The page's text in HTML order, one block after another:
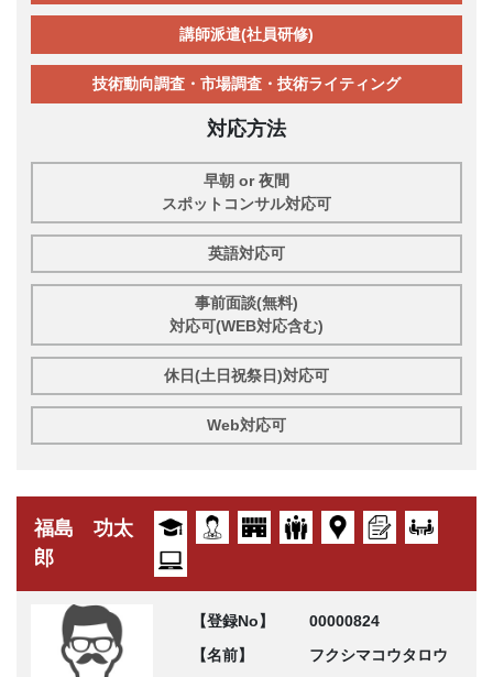
講師派遣(社員研修)
技術動向調査・市場調査・技術ライティング
対応方法
早朝 or 夜間
スポットコンサル対応可
英語対応可
事前面談(無料)
対応可(WEB対応含む)
休日(土日祝祭日)対応可
Web対応可
福島 功太
郎
【登録No】
00000824
【名前】
フクシマコウタロウ